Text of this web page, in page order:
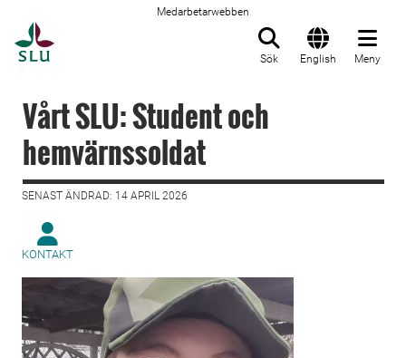
Medarbetarwebben
Sök English Meny
Vårt SLU: Student och
hemvärnssoldat
SENAST ÄNDRAD: 14 APRIL 2026
KONTAKT